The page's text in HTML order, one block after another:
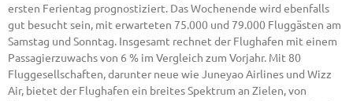
ersten Ferientag prognostiziert. Das Wochenende wird ebenfalls
gut besucht sein, mit erwarteten 75.000 und 79.000 Fluggästen am
Samstag und Sonntag. Insgesamt rechnet der Flughafen mit einem
Passagierzuwachs von 6 % im Vergleich zum Vorjahr. Mit 80
Fluggesellschaften, darunter neue wie Juneyao Airlines und Wizz
Air, bietet der Flughafen ein breites Spektrum an Zielen, von